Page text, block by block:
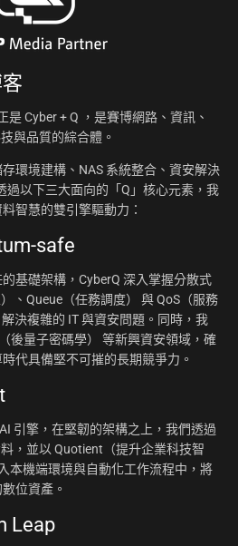
是 Cyber + Q ，是賽博網路、資訊、
與品質的綜合體。
環境建構、NAS 系統整合、資安解決
過以下三大面向的「Q」核心元素，我
智慧的雙引擎驅動力：
safe
基礎架構，CyberQ 深入掌握分散式
、Queue（任務調度） 與 QoS（服務
決複雜的 IT 與資安問題。同時，我
後量子密碼學） 等新興資安領域，確
代具備堅不可摧的長期競爭力。
引擎，在堅韌的架構之上，我們透過
，並以 Quotient（提升企業科技智
本機端環境與自動化工作流程中，將
位資產。
Leap